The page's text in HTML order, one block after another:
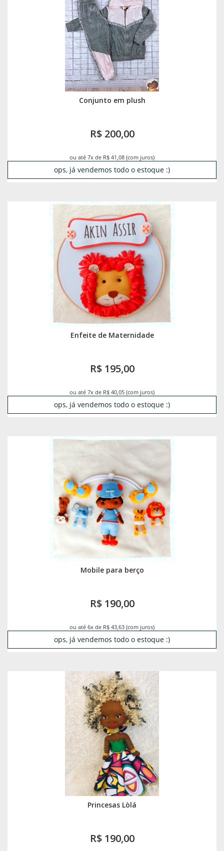
Conjunto em plush
R$ 200,00
ou até 7x de R$ 41,08 (com juros)
ops, já vendemos todo o estoque :)
Enfeite de Maternidade
R$ 195,00
ou até 7x de R$ 40,05 (com juros)
ops, já vendemos todo o estoque :)
Mobile para berço
R$ 190,00
ou até 6x de R$ 43,63 (com juros)
ops, já vendemos todo o estoque :)
Princesas Lòlá
R$ 190,00